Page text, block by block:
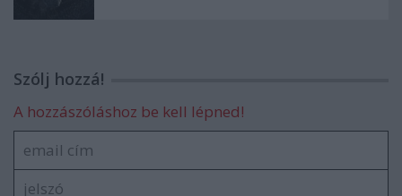
Szólj hozzá!
A hozzászóláshoz be kell lépned!